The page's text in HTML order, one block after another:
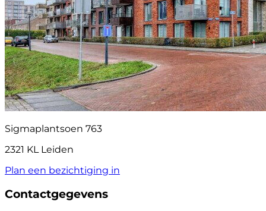
Sigmaplantsoen 763
2321 KL Leiden
Plan een bezichtiging in
Contactgegevens